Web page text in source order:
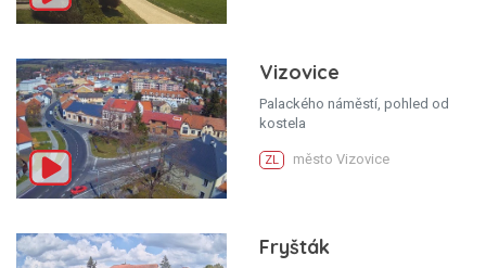
Vizovice
Palackého náměstí, pohled od
kostela
ZL město Vizovice
Fryšták